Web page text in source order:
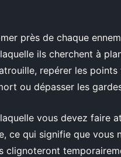
près de chaque
ils cherchent à
repérer les
ou dépasser les
vous devez faire
ce qui signifie que
clignoteront